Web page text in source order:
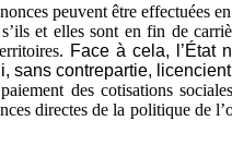
peuvent être effectuées
et elles sont en fin de
Face à cela, l’État
sans contrepartie,
des cotisations
directes de la politique de